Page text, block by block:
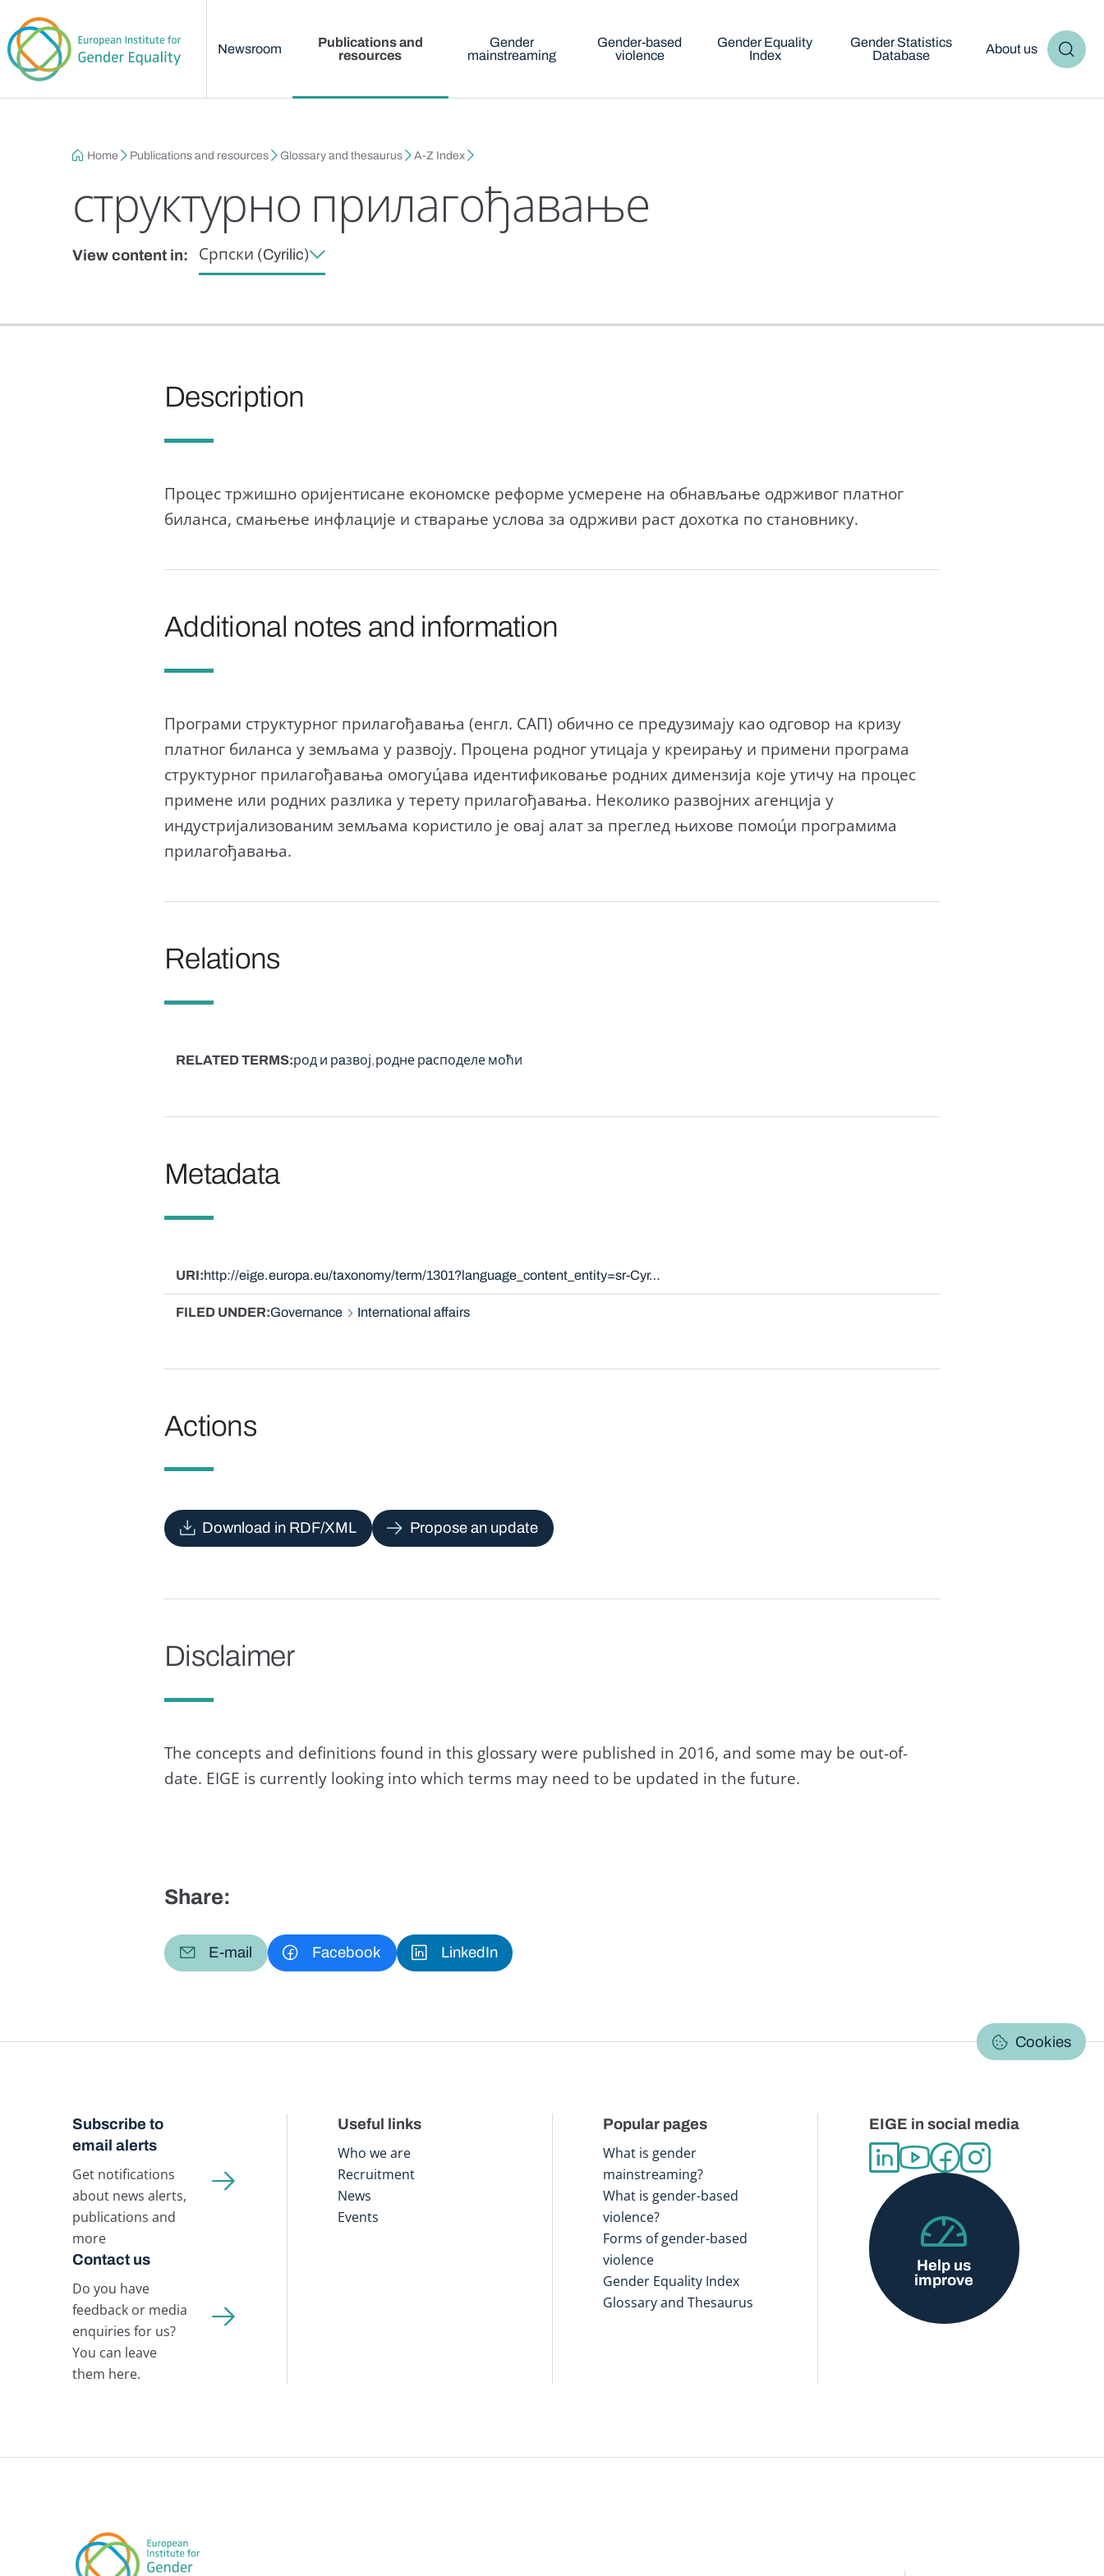
Newsroom
Publications and
resources
Gender
mainstreaming
Gender-based
violence
Gender Equality
Index
Gender Statistics
Database
About us
Breadcrumb
Home Publications and resources Glossary and thesaurus A-Z Index
структурно прилагођавање
View content in: Српски (Cyrilic)
Description
Процес тржишно оријентисане економске реформе усмерене на обнављање одрживог платног
биланса, смањење инфлације и стварање услова за одрживи раст дохотка по становнику.
Additional notes and information
Програми структурног прилагођавања (енгл. САП) обично се предузимају као одговор на кризу
платног биланса у земљама у развоју. Процена родног утицаја у креирању и примени програма
структурног прилагођавања омогуц́ава идентификовање родних димензија које утичу на процес
примене или родних разлика у терету прилагођавања. Неколико развојних агенција у
индустријализованим земљама користило је овај алат за преглед њихове помоц́и програмима
прилагођавања.
Relations
RELATED TERMS род и рaзвој родне рaсподеле моћи
Metadata
URI http://eige.europa.eu/taxonomy/term/1301?language_content_entity=sr-Cyr…
FILED UNDER Governance International affairs
Actions
Download in RDF/XML Propose an update
Disclaimer
The concepts and definitions found in this glossary were published in 2016, and some may be out-of-
date. EIGE is currently looking into which terms may need to be updated in the future.
Share:
E-mail Facebook LinkedIn
Cookies
Subscribe to
email alerts
Get notifications
about news alerts,
publications and
more
Contact us
Do you have
feedback or media
enquiries for us?
You can leave
them here.
Useful links
Who we are
Recruitment
News
Events
Popular pages
What is gender
mainstreaming?
What is gender-based
violence?
Forms of gender-based
violence
Gender Equality Index
Glossary and Thesaurus
EIGE in social media
Help us
improve